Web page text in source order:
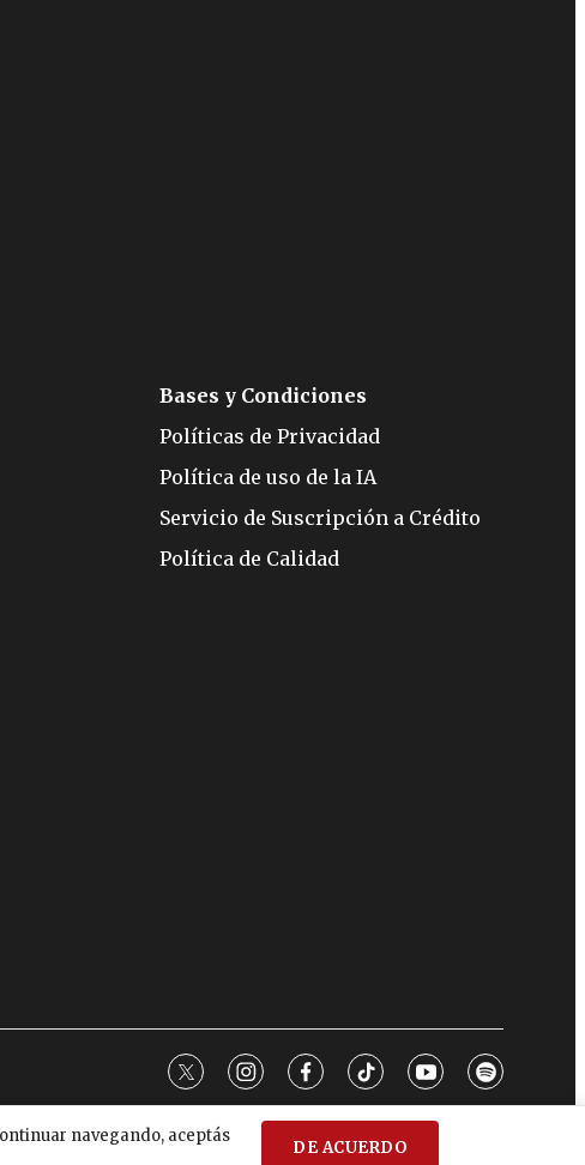
navegando, aceptás
DE ACUERDO
Bases y Condiciones
Políticas de Privacidad
Política de uso de la IA
Servicio de Suscripción a Crédito
Política de Calidad
twitterinstagram
facebooktiktokyoutubespotify